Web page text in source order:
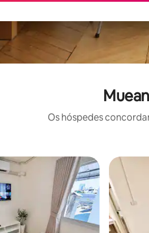
Os hóspedes